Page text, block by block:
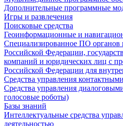
Дополнительные программные
Игры и развлечения
Поисковые средства
Геоинформационные и
Специализированное ПО органов
Российской Федерации,
компаний и юридических лиц с
Российской Федерации для
Средства управления
Средства управления
голосовые роботы)
Базы знаний
Интеллектуальные средства
деятельностью